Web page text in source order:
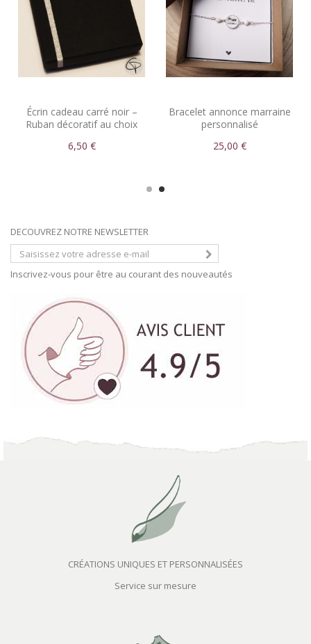
Écrin cadeau carré noir –
Ruban décoratif au choix
6,50 €
Bracelet annonce marraine
personnalisé
25,00 €
DECOUVREZ NOTRE NEWSLETTER
Inscrivez-vous pour être au courant des nouveautés
CRÉATIONS UNIQUES ET PERSONNALISÉES
Service sur mesure